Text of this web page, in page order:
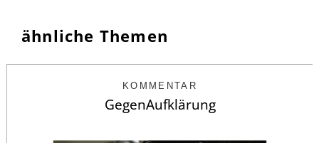
ähnliche Themen
KOMMENTAR
GegenAufklärung